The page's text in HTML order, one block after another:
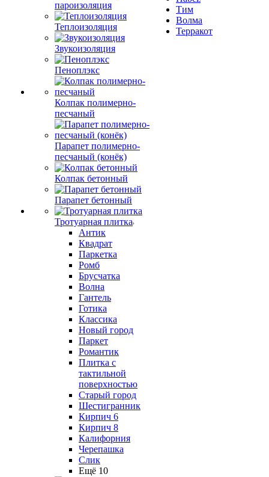
пароизоляция
Теплоизоляция
Звукоизоляция
Пеноплэкс
Колпак полимерно-
песчаный
Парапет полимерно-
песчаный (конёк)
Колпак бетонный
Парапет бетонный
Тротуарная плитка
Антик
Квадрат
Паркетка
Ромб
Брусчатка
Волна
Гантель
Готика
Классика
Новый город
Паркет
Романтик
Плитка с
тактильной
поверхностью
Старый город
Шестигранник
Кирпич 6
Кирпич 8
Калифорния
Черепашка
Слик
Ещё 10
Тим
Волма
Терракот